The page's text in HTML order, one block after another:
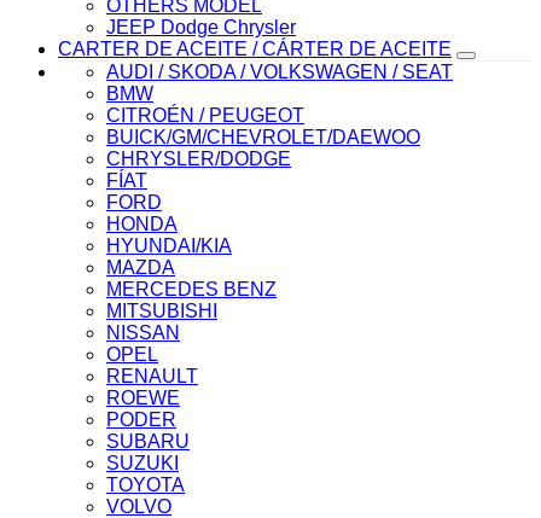
OTHERS MODEL
JEEP Dodge Chrysler
CARTER DE ACEITE / CÁRTER DE ACEITE
AUDI / SKODA / VOLKSWAGEN / SEAT
BMW
CITROÉN / PEUGEOT
BUICK/GM/CHEVROLET/DAEWOO
CHRYSLER/DODGE
FÍAT
FORD
HONDA
HYUNDAI/KIA
MAZDA
MERCEDES BENZ
MITSUBISHI
NISSAN
OPEL
RENAULT
ROEWE
PODER
SUBARU
SUZUKI
TOYOTA
VOLVO